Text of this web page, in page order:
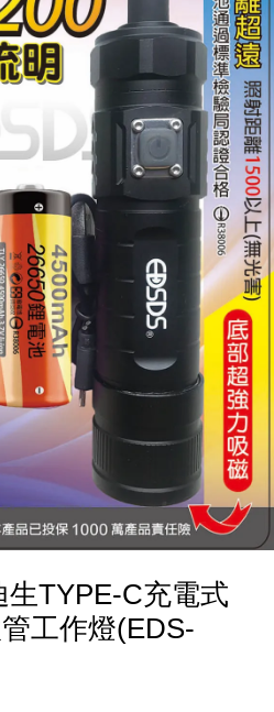
生TYPE-C充電式
工作燈(EDS-